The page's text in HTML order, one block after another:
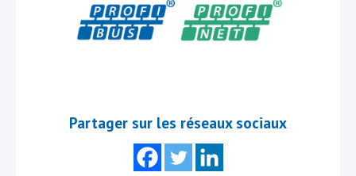
Partager sur les réseaux sociaux